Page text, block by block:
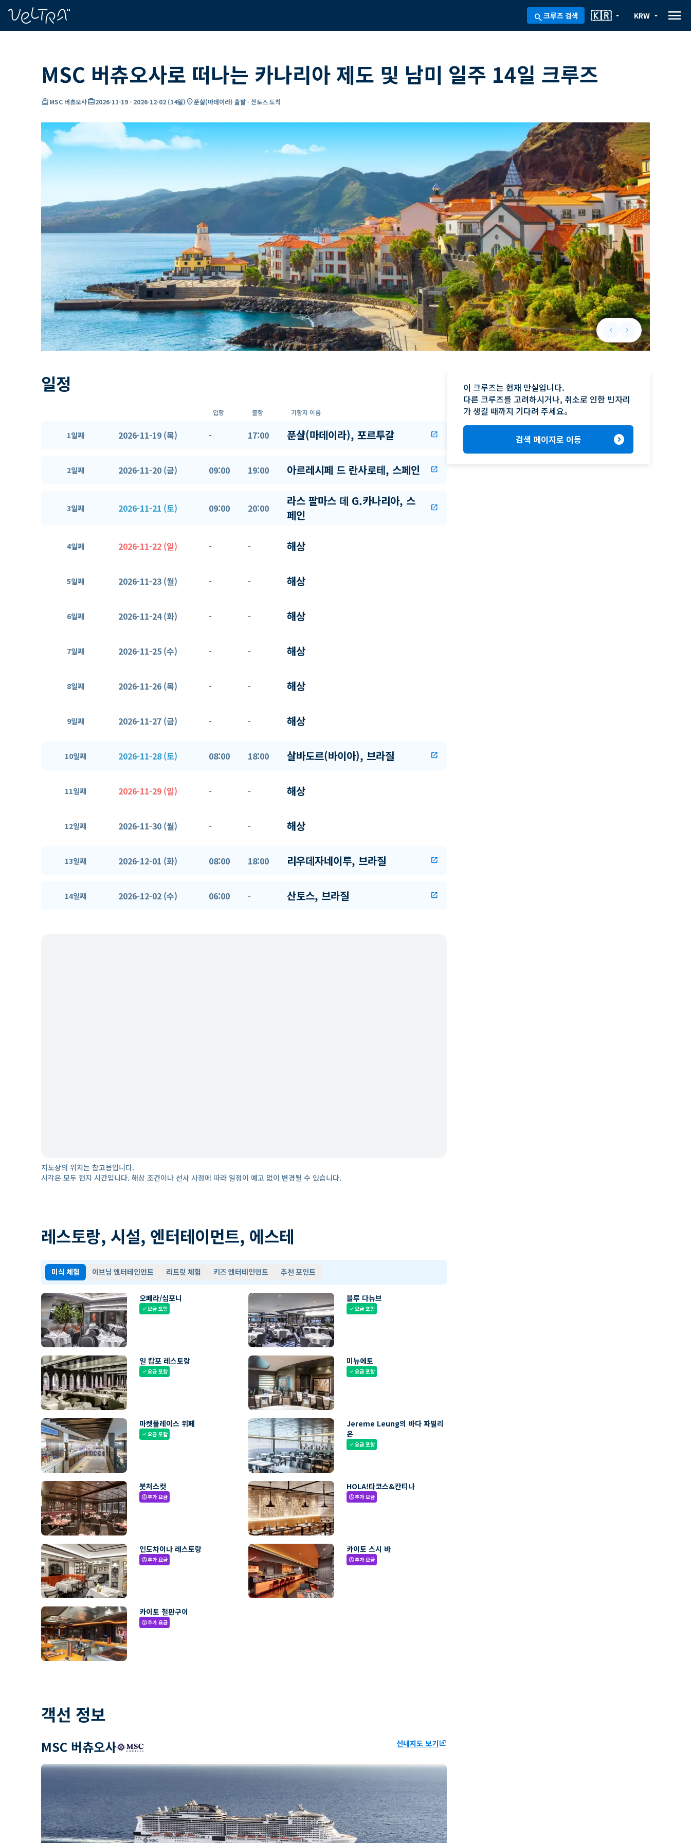
search크루즈 검색 arrow_drop_down
🇰🇷 arrow_drop_down
KRW menu
MSC 버츄오사로 떠나는 카나리아 제도 및 남미 일주 14일 크루즈
directions_boatMSC 버츄오사card_travel2026-11-19- 2026-12-02 (14일) location_on푼샬(마데이라) 출발 - 산토스 도착
keyboard_arrow_leftPrevious slide
keyboard_arrow_rightNext slide
일정
입항 출항 기항지 이름
1일째 2026-11-19 (목) - 17:00 푼샬(마데이라), 포르투갈 open_in_new
2일째 2026-11-20 (금) 09:00 19:00 아르레시페 드 란사로테, 스페인 open_in_new
3일째 2026-11-21 (토) 09:00 20:00
라스 팔마스 데 G.카나리아, 스
페인
open_in_new
4일째 2026-11-22 (일) - - 해상
5일째 2026-11-23 (월) - - 해상
6일째 2026-11-24 (화) - - 해상
7일째 2026-11-25 (수) - - 해상
8일째 2026-11-26 (목) - - 해상
9일째 2026-11-27 (금) - - 해상
10일째 2026-11-28 (토) 08:00 18:00 살바도르(바이아), 브라질 open_in_new
11일째 2026-11-29 (일) - - 해상
12일째 2026-11-30 (월) - - 해상
13일째 2026-12-01 (화) 08:00 18:00 리우데자네이루, 브라질 open_in_new
14일째 2026-12-02 (수) 06:00 - 산토스, 브라질 open_in_new
지도상의 위치는 참고용입니다.
시각은 모두 현지 시간입니다. 해상 조건이나 선사 사정에 따라 일정이 예고 없이 변경될 수 있습니다.
레스토랑, 시설, 엔터테이먼트, 에스테
미식 체험 이브닝 엔터테인먼트 리트릿 체험 키즈 엔터테인먼트 추천 포인트
오페라/심포니
check요금 포함
블루 다뉴브
check요금 포함
일 캄포 레스토랑
check요금 포함
미뉴에토
check요금 포함
마켓플레이스 뷔페
check요금 포함
Jereme Leung의 바다 파빌리
온
check요금 포함
붓처스컷
paid추가 요금
HOLA!타코스&칸티나
paid추가 요금
인도차이나 레스토랑
paid추가 요금
카이토 스시 바
paid추가 요금
카이토 철판구이
paid추가 요금
객선 정보
MSC 버츄오사 선내지도 보기ungroup
이 크루즈는 현재 만실입니다.
다른 크루즈를 고려하시거나, 취소로 인한 빈자리
가 생길 때까지 기다려 주세요。
검색 페이지로 이동 expand_circle_right